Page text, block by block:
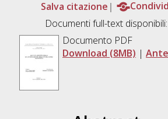
Salva citazione
Documenti full-text disponibili:
Documento PDF
Download (8MB) |